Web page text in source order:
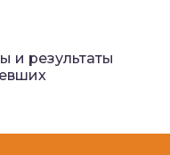
и результаты